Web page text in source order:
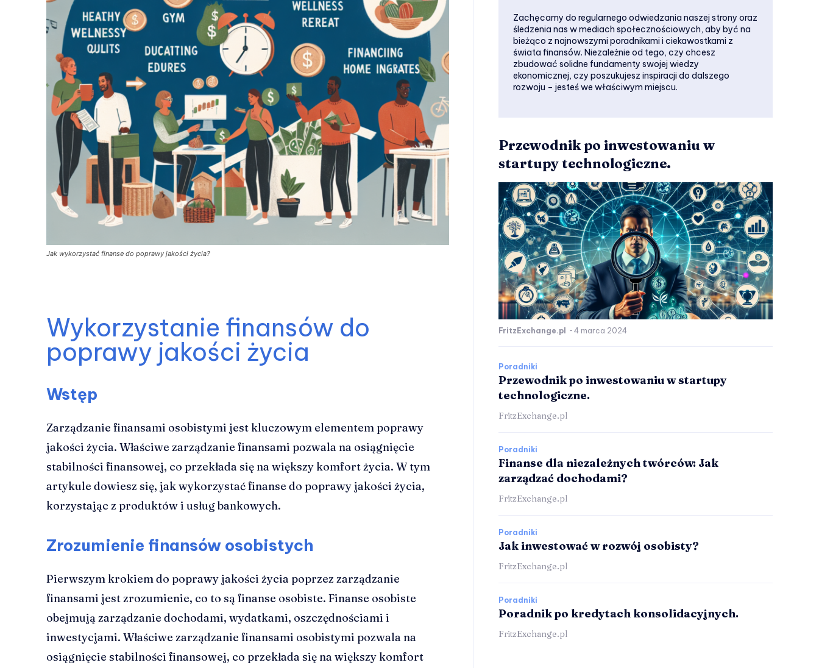
Jak wykorzystać finanse do poprawy jakości życia?
Wykorzystanie finansów do
poprawy jakości życia
Wstęp
Zarządzanie finansami osobistymi jest kluczowym elementem poprawy
jakości życia. Właściwe zarządzanie finansami pozwala na osiągnięcie
stabilności finansowej, co przekłada się na większy komfort życia. W tym
artykule dowiesz się, jak wykorzystać finanse do poprawy jakości życia,
korzystając z produktów i usług bankowych.
Zrozumienie finansów osobistych
Pierwszym krokiem do poprawy jakości życia poprzez zarządzanie
finansami jest zrozumienie, co to są finanse osobiste. Finanse osobiste
obejmują zarządzanie dochodami, wydatkami, oszczędnościami i
inwestycjami. Właściwe zarządzanie finansami osobistymi pozwala na
osiągnięcie stabilności finansowej, co przekłada się na większy komfort
Zachęcamy do regularnego odwiedzania naszej strony oraz
śledzenia nas w mediach społecznościowych, aby być na
bieżąco z najnowszymi poradnikami i ciekawostkami z
świata finansów. Niezależnie od tego, czy chcesz
zbudować solidne fundamenty swojej wiedzy
ekonomicznej, czy poszukujesz inspiracji do dalszego
rozwoju – jesteś we właściwym miejscu.
Przewodnik po inwestowaniu w
startupy technologiczne.
FritzExchange.pl - 4 marca 2024
Poradniki
Przewodnik po inwestowaniu w startupy
technologiczne.
FritzExchange.pl
Poradniki
Finanse dla niezależnych twórców: Jak
zarządzać dochodami?
FritzExchange.pl
Poradniki
Jak inwestować w rozwój osobisty?
FritzExchange.pl
Poradniki
Poradnik po kredytach konsolidacyjnych.
FritzExchange.pl